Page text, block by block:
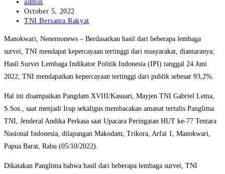
author:
admin
Post
published:
October 5, 2022
Post
TNI Bersama Rakyat
Manokwari, Nenemonews – Berdasarkan hasil dari beberapa lembaga
survei, TNI mendapat kepercayaan tertinggi dari masyarakat, diantaranya;
Hasil Survei Lembaga Indikator Politik Indonesia (IPI) tanggal 24 Juni
2022, TNI mendapatkan kepercayaan tertinggi dari publik sebesar 93,2%.
Hal ini disampaikan Pangdam XVIII/Kasuari, Mayjen TNI Gabriel Lema,
S.Sos., saat menjadi Irup sekaligus membacakan amanat tertulis Panglima
TNI, Jenderal Andika Perkasa saat Upacara Peringatan HUT ke-77 Tentara
Nasional Indonesia, dilapangan Makodam, Trikora, Arfai 1, Manokwari,
Papua Barat, Rabu (05/10/2022).
Dikatakan Panglima bahwa hasil dari beberapa lembaga survei, TNI